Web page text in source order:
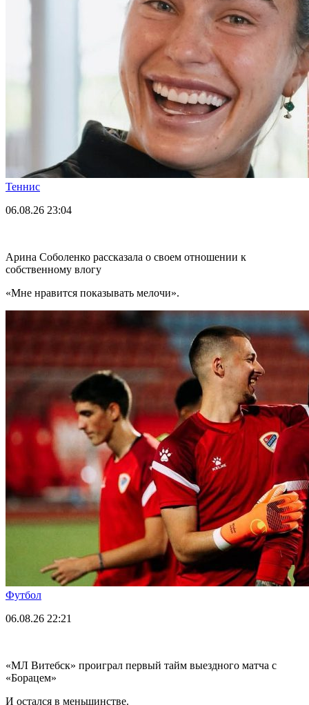
Теннис
06.08.26 23:04
Арина Соболенко рассказала о своем отношении к
собственному влогу
«Мне нравится показывать мелочи».
Футбол
06.08.26 22:21
«МЛ Витебск» проиграл первый тайм выездного матча с
«Борацем»
И остался в меньшинстве.